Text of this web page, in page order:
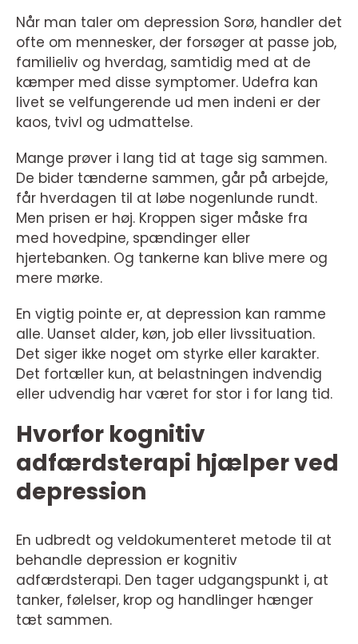
Når man taler om depression Sorø, handler det
ofte om mennesker, der forsøger at passe job,
familieliv og hverdag, samtidig med at de
kæmper med disse symptomer. Udefra kan
livet se velfungerende ud men indeni er der
kaos, tvivl og udmattelse.
Mange prøver i lang tid at tage sig sammen.
De bider tænderne sammen, går på arbejde,
får hverdagen til at løbe nogenlunde rundt.
Men prisen er høj. Kroppen siger måske fra
med hovedpine, spændinger eller
hjertebanken. Og tankerne kan blive mere og
mere mørke.
En vigtig pointe er, at depression kan ramme
alle. Uanset alder, køn, job eller livssituation.
Det siger ikke noget om styrke eller karakter.
Det fortæller kun, at belastningen indvendig
eller udvendig har været for stor i for lang tid.
Hvorfor kognitiv
adfærdsterapi hjælper ved
depression
En udbredt og veldokumenteret metode til at
behandle depression er kognitiv
adfærdsterapi. Den tager udgangspunkt i, at
tanker, følelser, krop og handlinger hænger
tæt sammen.